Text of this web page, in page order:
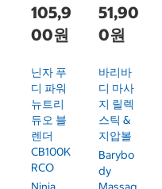
105,9
00원
닌자 푸
디 파워
뉴트리
듀오 블
렌더
CB100K
RCO
51,90
0원
바리바
디 마사
지 릴렉
스틱 &
지압볼
Barybo
Dy